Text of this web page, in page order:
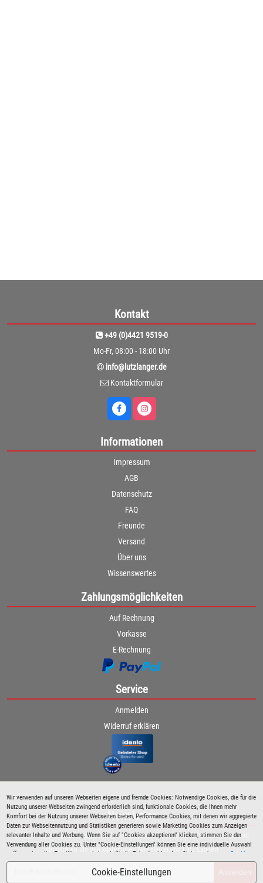
Wir verwenden auf unseren Webseiten eigene und fremde Cookies: Notwendige Cookies, die für die
Nutzung unserer Webseiten zwingend erforderlich sind, funktionale Cookies, die Ihnen mehr
Komfort bei der Nutzung unserer Webseiten bieten, Performance Cookies, mit denen wir aggregierte
Daten zur Webseitennutzung und Statistiken generieren sowie Marketing Cookies zum Anzeigen
relevanter Inhalte und Werbung. Wenn Sie auf "Cookies akzeptieren" klicken, stimmen Sie der
Verwendung aller Cookies zu. Unter "Cookie-Einstellungen" können Sie eine individuelle Auswahl
treffen und erteilte Einwilligungen jederzeit für die Zukunft widerrufen. Siehe auch unsere Cookie
Richtlinie.
Cookie-Einstellungen
Kontakt
+49 (0)4421 9519-0
Mo-Fr, 08:00 - 18:00 Uhr
info@lutzlanger.de
Kontaktformular
Informationen
Impressum
AGB
Datenschutz
FAQ
Freunde
Versand
Über uns
Wissenswertes
Zahlungsmöglichkeiten
Auf Rechnung
Vorkasse
E-Rechnung
Service
Anmelden
Widerruf erklären
Newsletter
Bleiben Sie immer über spezielle Aktionen sowie Produktneuheiten informiert und
abonnieren Sie den kostenlosen Newsletter von Lutz Langer!